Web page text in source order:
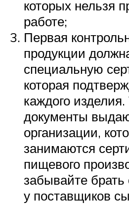
которых нельзя
работе;
Первая
продукции
специальную
которая
каждого
документы
организации,
занимаются
пищевого
забывайте
у поставщиков